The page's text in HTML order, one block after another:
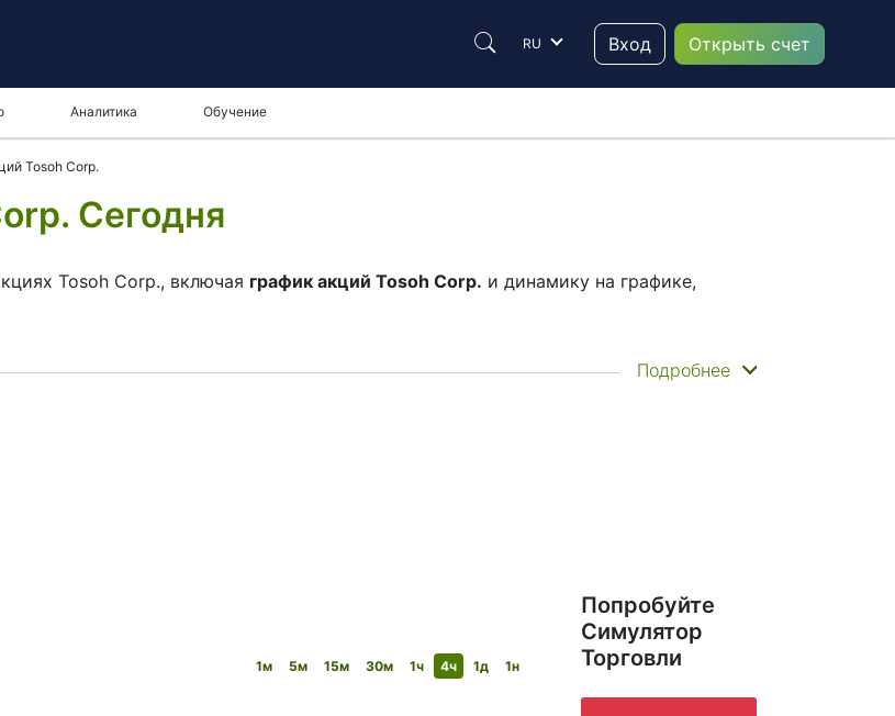
RU Вход Открыть счет
Аналитика Обучение
Tosoh Corp.
Сегодня
Tosoh Corp., включая график акций Tosoh Corp. и динамику на графике,
панели, вы можете увидеть как текущее, так и историческое движение цены
Подробнее
1м 5м 15м 30м 1ч 4ч 1д 1н
Попробуйте
Симулятор
Торговли